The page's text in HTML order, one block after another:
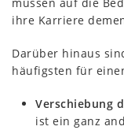
ihre Karriere
Darüber hinaus
häufigsten für
Verschiebung
ist ein ganz